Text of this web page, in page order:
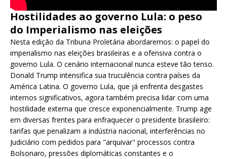
Hostilidades ao governo Lula: o peso
do Imperialismo nas eleições
Nesta edição da Tribuna Proletária abordaremos: o papel do
imperialismo nas eleições brasileiras e a ofensiva contra o
governo Lula. O cenário internacional nunca esteve tão tenso.
Donald Trump intensifica sua truculência contra países da
América Latina. O governo Lula, que já enfrenta desgastes
internos significativos, agora também precisa lidar com uma
hostilidade externa que cresce exponencialmente. Trump age
em diversas frentes para enfraquecer o presidente brasileiro:
tarifas que penalizam a indústria nacional, interferências no
Judiciário com pedidos para "arquivar" processos contra
Bolsonaro, pressões diplomáticas constantes e o